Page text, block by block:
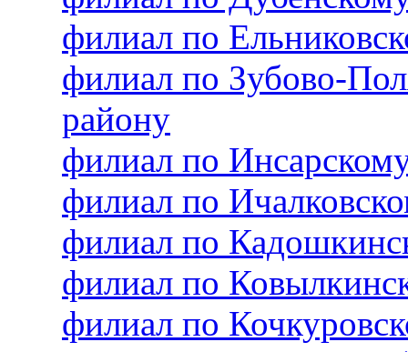
филиал по
филиал по Зубово-
району
филиал по
филиал по
филиал по
филиал по
филиал по